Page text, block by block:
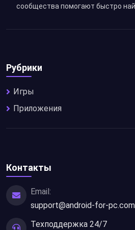
сообщества помогают быстро
Рубрики
Игры
Приложения
Контакты
Email:
support@android-for-pc.com
Техподдержка 24/7